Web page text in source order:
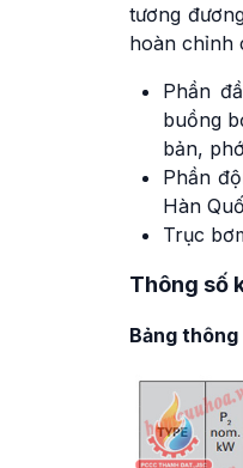
tương
hoàn chỉnh
Phần
buồng
bản,
Phần
Hàn
Trục
Thông số
Bảng